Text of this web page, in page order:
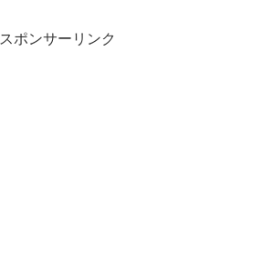
スポンサーリンク